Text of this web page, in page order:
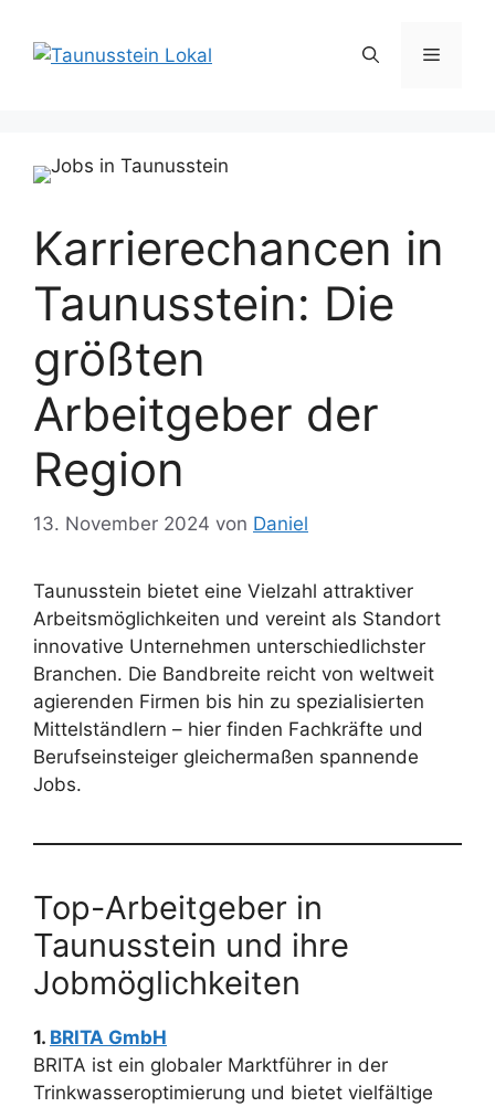
Inhalt
springen
Menü
Karrierechancen in
Taunusstein: Die
größten
Arbeitgeber der
Region
13. November 2024 von Daniel
Taunusstein bietet eine Vielzahl attraktiver
Arbeitsmöglichkeiten und vereint als Standort
innovative Unternehmen unterschiedlichster
Branchen. Die Bandbreite reicht von weltweit
agierenden Firmen bis hin zu spezialisierten
Mittelständlern – hier finden Fachkräfte und
Berufseinsteiger gleichermaßen spannende
Jobs.
Top-Arbeitgeber in
Taunusstein und ihre
Jobmöglichkeiten
1. BRITA GmbH
BRITA ist ein globaler Marktführer in der
Trinkwasseroptimierung und bietet vielfältige